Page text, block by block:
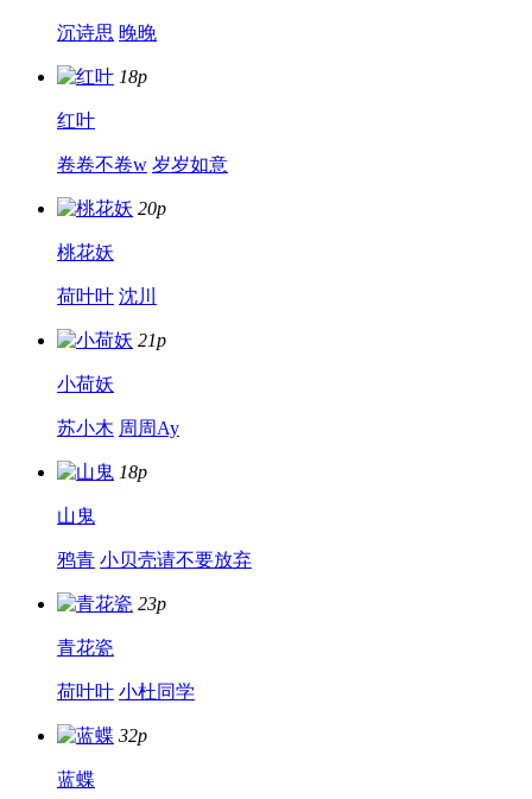
沉诗思 晚晚
18p
红叶
卷卷不卷w 岁岁如意
20p
桃花妖
荷叶叶 沈川
21p
小荷妖
苏小木 周周Ay
18p
山鬼
鸦青 小贝壳请不要放弃
23p
青花瓷
荷叶叶 小杜同学
32p
蓝蝶